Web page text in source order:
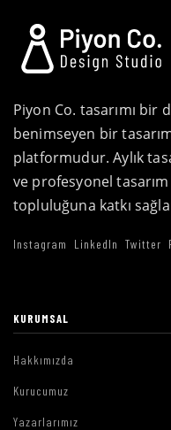
Piyon Co. tasarımı
benimseyen bir
platformudur. Aylık
ve profesyonel
topluluğuna katkı
Instagram LinkedIn Twitter
KURUMSAL
Hakkımızda
Kurucumuz
Yazarlarımız